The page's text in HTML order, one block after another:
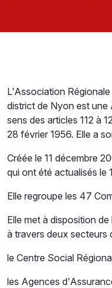
L'Association
district de Nyon est une
sens des articles 112 à
28 février 1956. Elle a
Créée le 11 décembre
qui ont été actualisés le
Elle regroupe les 47
Elle met à disposition
à travers deux secteurs
le Centre Social
les Agences